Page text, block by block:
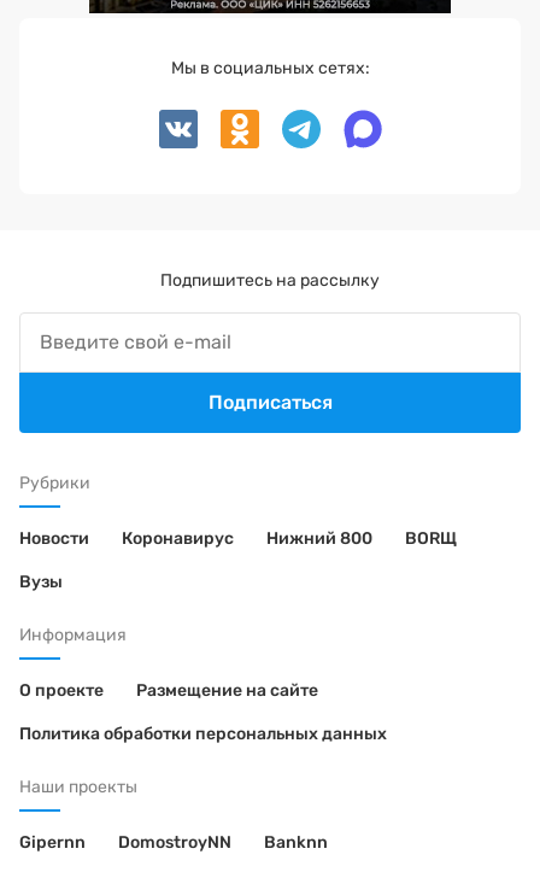
Рубрики
Новости Коронавирус Нижний 800 BORЩ
Вузы
Информация
О проекте Размещение на сайте
Политика обработки персональных данных
Наши проекты
Gipernn DomostroyNN Banknn
Мы в социальных сетях:
Подпишитесь на рассылку
Подписаться